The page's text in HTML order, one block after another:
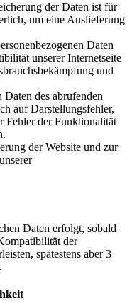
der Daten ist für
um eine Auslieferung
Daten
unserer Internetseite
und
des abrufenden
auf Darstellungsfehler,
Fehler der Funktionalität
der Website und zur
Daten erfolgt, sobald
der
spätestens aber 3